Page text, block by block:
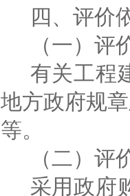
四、评价
（一）评
有关工程
地方政府规
等。
（二）评
采用政府